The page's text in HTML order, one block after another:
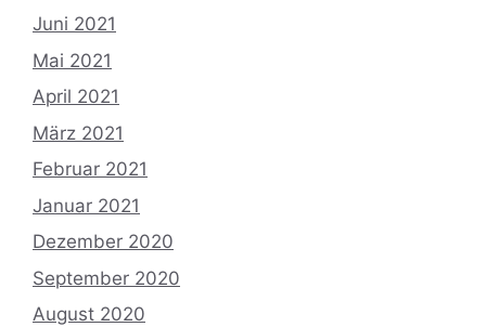
Juni 2021
Mai 2021
April 2021
März 2021
Februar 2021
Januar 2021
Dezember 2020
September 2020
August 2020